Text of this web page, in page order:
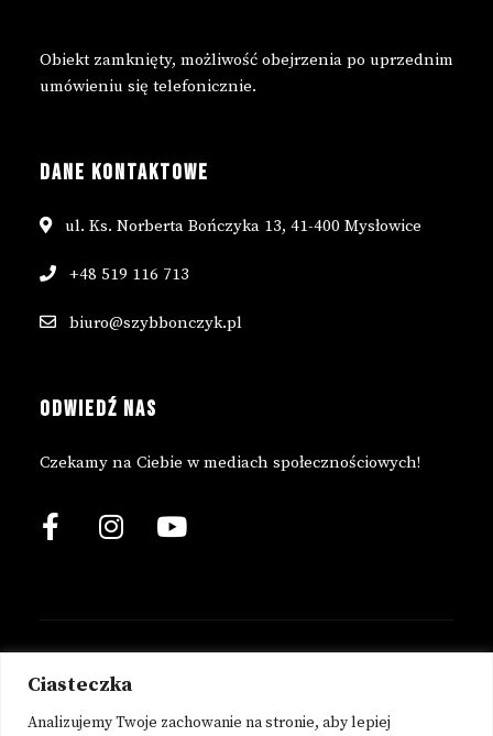
Ciasteczka
Analizujemy Twoje zachowanie na stronie, aby lepiej
Obiekt zamknięty, możliwość obejrzenia po uprzednim
umówieniu się telefonicznie.
DANE KONTAKTOWE
ul. Ks. Norberta Bończyka 13, 41-400 Mysłowice
+48 519 116 713
biuro@szybbonczyk.pl
ODWIEDŹ NAS
Czekamy na Ciebie w mediach społecznościowych!